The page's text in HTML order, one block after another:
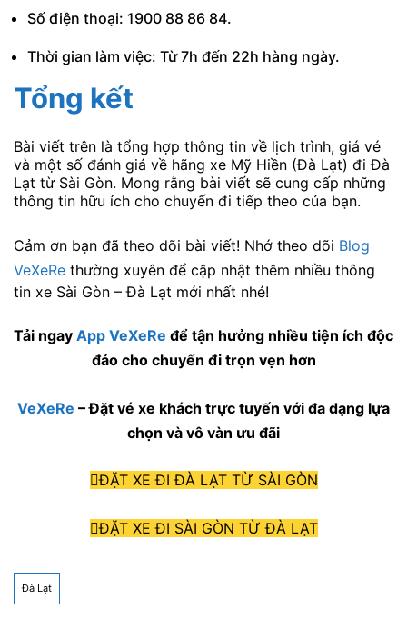
Số điện thoại: 1900 88 86 84.
Thời gian làm việc: Từ 7h đến 22h hàng ngày.
Tổng kết
Bài viết trên là tổng hợp thông tin về lịch trình, giá vé
và một số đánh giá về hãng xe Mỹ Hiền (Đà Lạt) đi Đà
Lạt từ Sài Gòn. Mong rằng bài viết sẽ cung cấp những
thông tin hữu ích cho chuyến đi tiếp theo của bạn.
Cảm ơn bạn đã theo dõi bài viết! Nhớ theo dõi Blog
VeXeRe thường xuyên để cập nhật thêm nhiều thông
tin xe Sài Gòn – Đà Lạt mới nhất nhé!
Tải ngay App VeXeRe để tận hưởng nhiều tiện ích độc
đáo cho chuyến đi trọn vẹn hơn
VeXeRe – Đặt vé xe khách trực tuyến với đa dạng lựa
chọn và vô vàn ưu đãi
ĐẶT XE ĐI ĐÀ LẠT TỪ SÀI GÒN
ĐẶT XE ĐI SÀI GÒN TỪ ĐÀ LẠT
Đà Lạt